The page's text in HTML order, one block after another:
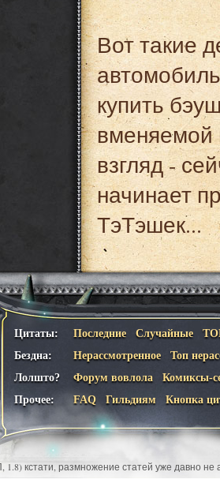
Вот такие
купить
вменяемой
взгляд -
начинает
ТэТэшек...
Цитаты: Последние Случайные
Бездна:
Нерассмотренное
Топ
Лолшто?
Форум вовлола
Комиксы-
Прочее:
FAQ Гильдиям Кнопка
кстати, размножение статей уже давно не